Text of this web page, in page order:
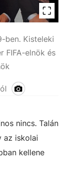
ben. Kisteleki
FIFA-elnök és
nincs. Talán
az iskolai
kellene